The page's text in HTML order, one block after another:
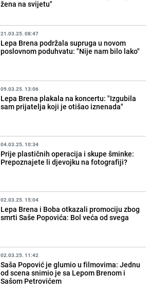
žena na svijetu"
21.03.25. 08:47
Lepa Brena podržala supruga u novom
poslovnom poduhvatu: "Nije nam bilo lako"
09.03.25. 13:06
Lepa Brena plakala na koncertu: "Izgubila
sam prijatelja koji je otišao iznenada"
04.03.25. 10:34
Prije plastičnih operacija i skupe šminke:
Prepoznajete li djevojku na fotografiji?
02.03.25. 15:04
Lepa Brena i Boba otkazali promociju zbog
smrti Saše Popovića: Bol veća od svega
02.03.25. 11:42
Saša Popović je glumio u filmovima: Jednu
od scena snimio je sa Lepom Brenom i
Sašom Petrovićem